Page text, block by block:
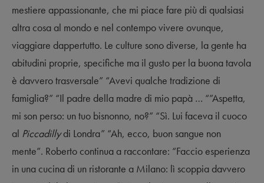
mestiere appassionante, che mi piace fare più di qualsiasi
altra cosa al mondo e nel contempo vivere ovunque,
viaggiare dappertutto. Le culture sono diverse, la gente ha
abitudini proprie, specifiche ma il gusto per la buona tavola
è davvero trasversale” “Avevi qualche tradizione di
famiglia?” “Il padre della madre di mio papà … “”Aspetta,
mi son perso: un tuo bisnonno, no?” “Sì. Lui faceva il cuoco
al Piccadillydi Londra” “Ah, ecco, buon sangue non
mente”. Roberto continua a raccontare: “Faccio esperienza
in una cucina di un ristorante a Milano: lì scoppia davvero